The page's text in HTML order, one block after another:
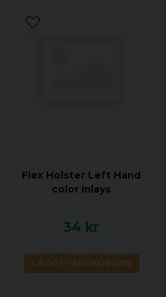
Flex Holster Left Hand
color Inlays
34 kr
LÄGG I VARUKORGEN